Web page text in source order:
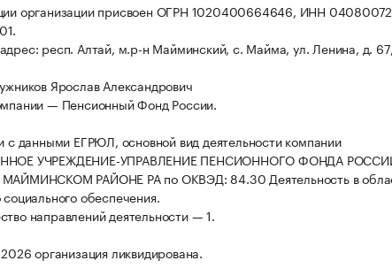
организации присвоен ОГРН 1020400664646, ИНН
респ. Алтай, м.р-н Майминский, с. Майма, ул. Ленина, д.
Ярослав Александрович
— Пенсионный Фонд России.
с данными ЕГРЮЛ, основной вид деятельности компании
УЧРЕЖДЕНИЕ-УПРАВЛЕНИЕ ПЕНСИОННОГО ФОНДА
РАЙОНЕ РА по ОКВЭД: 84.30 Деятельность в
социального обеспечения.
направлений деятельности — 1.
организация ликвидирована.